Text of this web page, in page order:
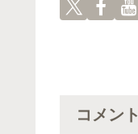
コメント